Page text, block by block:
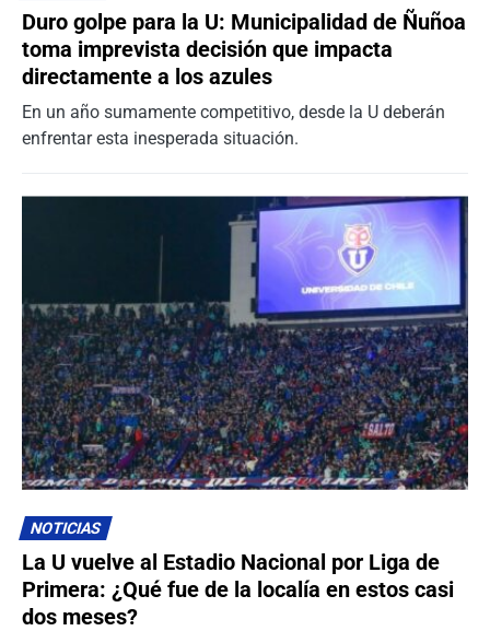
Duro golpe para la U: Municipalidad de Ñuñoa
toma imprevista decisión que impacta
directamente a los azules
En un año sumamente competitivo, desde la U deberán
enfrentar esta inesperada situación.
NOTICIAS
La U vuelve al Estadio Nacional por Liga de
Primera: ¿Qué fue de la localía en estos casi
dos meses?